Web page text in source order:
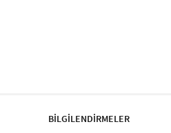
BİLGİLENDİRMELER